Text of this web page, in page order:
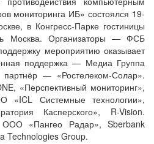
мониторинга ИБ» состоялся 19-
в Конгресс-Парке гостиницы
Москва. Организаторы — ФСБ
мероприятию оказывает
поддержка — Медиа Группа
партнёр — «Ростелеком-Солар».
«Перспективный мониторинг»,
«ICL Системные технологии»,
Касперского», R-Vision.
«Пангео Радар», Sberbank
Technologies Group.